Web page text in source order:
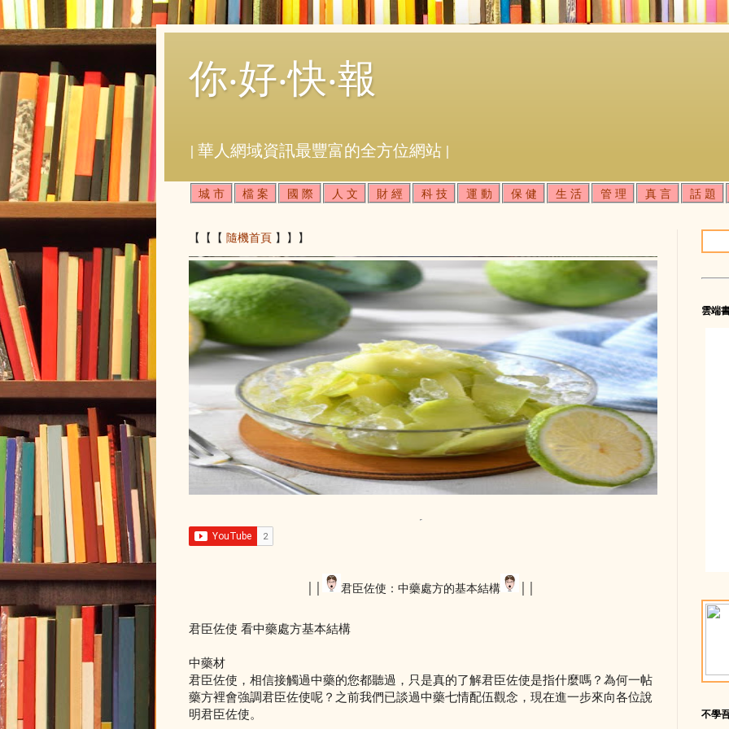
你‧好‧快‧報
| 華人網域資訊最豐富的全方位網站 |
城 市 檔 案 國 際 人 文 財 經 科 技 運 動 保 健 生 活 管 理 真 言 話 題
【【【 隨機首頁 】】】
君臣佐使：中藥處方的基本結構
君臣佐使 看中藥處方基本結構
中藥材
君臣佐使，相信接觸過中藥的您都聽過，只是真的了解君臣佐使是指什麼嗎？為何一帖
藥方裡會強調君臣佐使呢？之前我們已談過中藥七情配伍觀念，現在進一步來向各位說
明君臣佐使。
雲端
不學